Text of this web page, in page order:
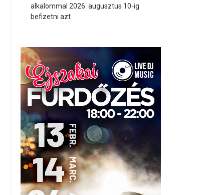
alkalommal 2026. augusztus 10-ig
befizetni azt